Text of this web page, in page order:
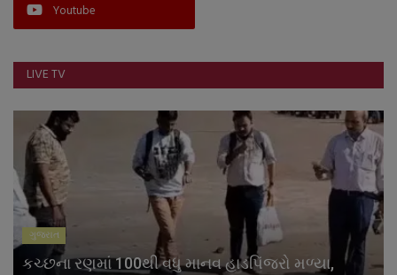
Youtube
LIVE TV
ગુજરાત
કચ્છના રણમાં 100થી વધુ માનવ હાડપિંજરો મળ્યા,